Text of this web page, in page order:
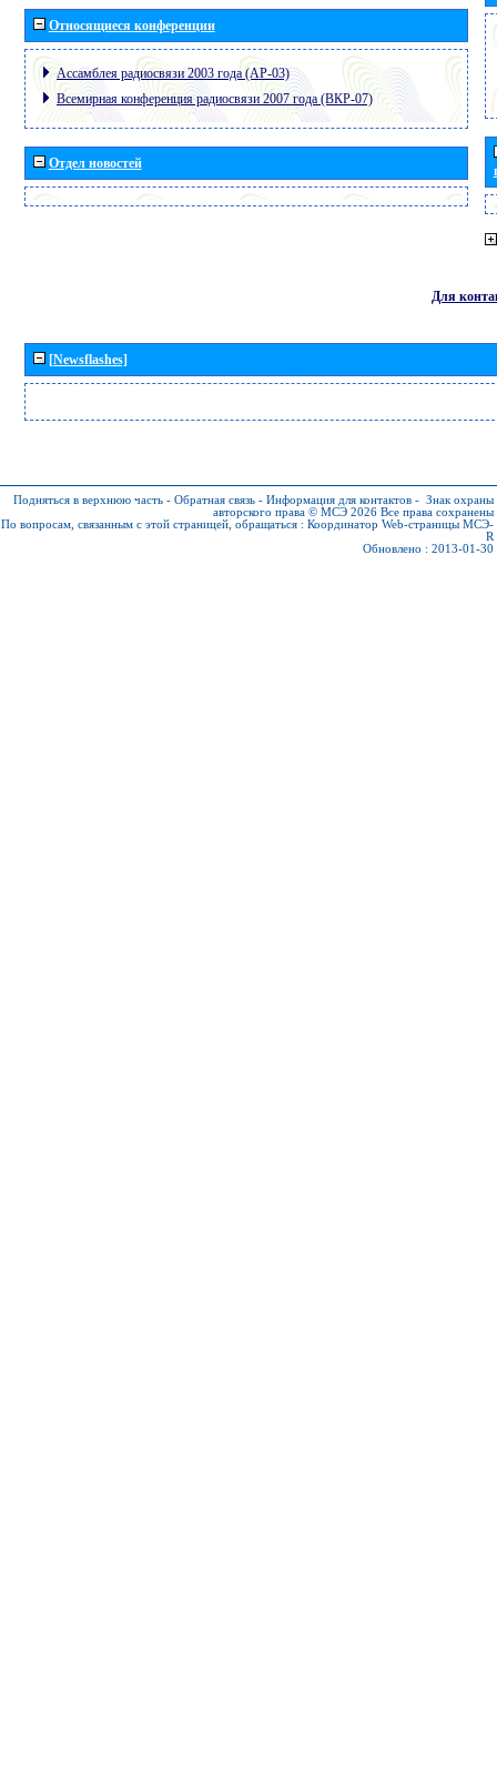
Относящиеся конференции
Ассамблея радиосвязи 2003 года (АР-03)
Всемирная конференция радиосвязи 2007 года (ВКР-07)
Отдел новостей
Для
[Newsflashes]
Подняться в верхнюю часть - Обратная связь - Информация для контактов - Знак охраны
авторского права © МСЭ 2026 Все права сохранены
По вопросам, связанным с этой страницей, обращаться : Координатор Web-страницы МСЭ-
R
Обновлено : 2013-01-30